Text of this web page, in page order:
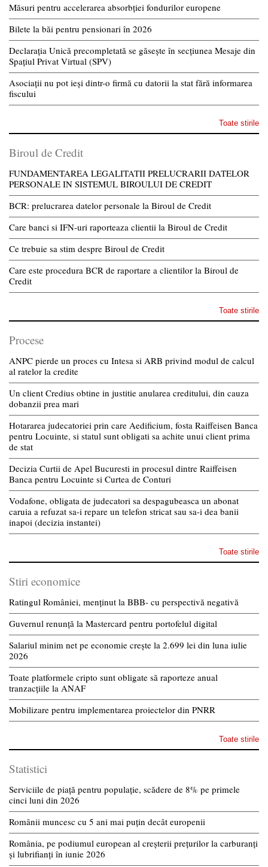
Măsuri pentru accelerarea absorbției fondurilor europene
Bilete la băi pentru pensionari în 2026
Declarația Unică precompletată se găsește în secțiunea Mesaje din
Spațiul Privat Virtual (SPV)
Asociații nu pot ieși dintr-o firmă cu datorii la stat fără informarea
fiscului
Toate stirile
Biroul de Credit
FUNDAMENTAREA LEGALITATII PRELUCRARII DATELOR
PERSONALE IN SISTEMUL BIROULUI DE CREDIT
BCR: prelucrarea datelor personale la Biroul de Credit
Care banci si IFN-uri raporteaza clientii la Biroul de Credit
Ce trebuie sa stim despre Biroul de Credit
Care este procedura BCR de raportare a clientilor la Biroul de
Credit
Toate stirile
Procese
ANPC pierde un proces cu Intesa si ARB privind modul de calcul
al ratelor la credite
Un client Credius obtine in justitie anularea creditului, din cauza
dobanzii prea mari
Hotararea judecatoriei prin care Aedificium, fosta Raiffeisen Banca
pentru Locuinte, si statul sunt obligati sa achite unui client prima
de stat
Decizia Curtii de Apel Bucuresti in procesul dintre Raiffeisen
Banca pentru Locuinte si Curtea de Conturi
Vodafone, obligata de judecatori sa despagubeasca un abonat
caruia a refuzat sa-i repare un telefon stricat sau sa-i dea banii
inapoi (decizia instantei)
Toate stirile
Stiri economice
Ratingul României, menținut la BBB- cu perspectivă negativă
Guvernul renunță la Mastercard pentru portofelul digital
Salariul minim net pe economie crește la 2.699 lei din luna iulie
2026
Toate platformele cripto sunt obligate să raporteze anual
tranzacțiile la ANAF
Mobilizare pentru implementarea proiectelor din PNRR
Toate stirile
Statistici
Serviciile de piață pentru populație, scădere de 8% pe primele
cinci luni din 2026
Românii muncesc cu 5 ani mai puțin decât europenii
România, pe podiumul european al creșterii prețurilor la carburanți
și lubrifianți în iunie 2026